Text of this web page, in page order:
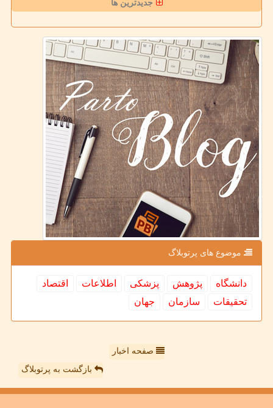
جدیدترین ها
موضوع های پرتوبلاگ
دانشگاه پژوهش پزشكی اطلاعات
اقتصاد
تحقیقات
سازمان جهان
صفحه اخبار
بازگشت به پرتوبلاگ